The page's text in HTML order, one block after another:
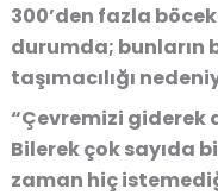
300’den fazla
durumda; bunların
taşımacılığı
“Çevremizi
Bilerek çok sayıda
zaman hiç